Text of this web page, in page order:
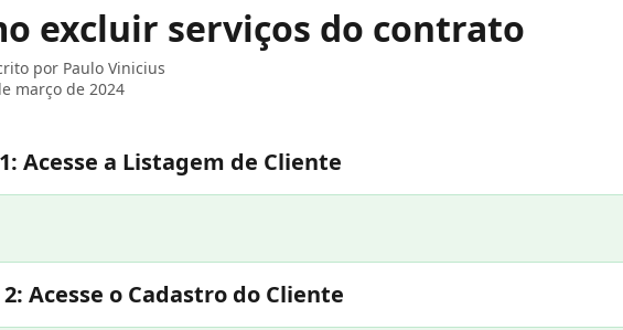
excluir serviços do contrato
por Paulo Vinicius
março de 2024
Acesse a Listagem de Cliente
2: Acesse o Cadastro do Cliente